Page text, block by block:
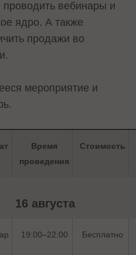
вебинары и
ядро. А также
продажи во
мероприятие и
Время
проведения
Стоимость
16 августа
19:00–22:00 Бесплатно